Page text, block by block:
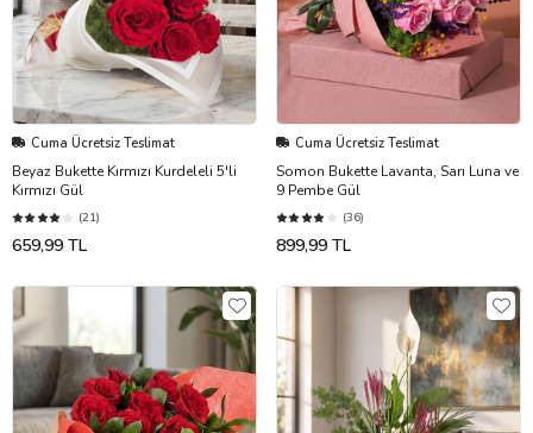
Cuma Ücretsiz Teslimat
Beyaz Bukette Kırmızı Kurdeleli 5'li
Kırmızı Gül
(21)
659,99 TL
Cuma Ücretsiz Teslimat
Somon Bukette Lavanta, Sarı Luna ve
9 Pembe Gül
(36)
899,99 TL